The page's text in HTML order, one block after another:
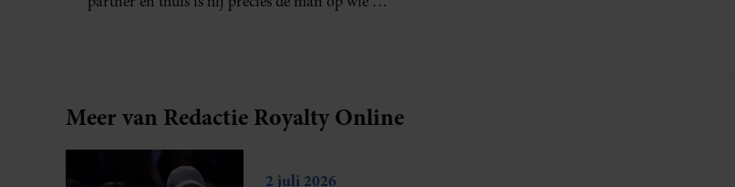
Meer van Redactie Royalty Online
2 juli 2026